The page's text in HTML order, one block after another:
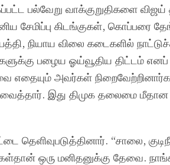
பல்வேறு வாக்குறுதிகளை விஜய்
சேமிப்பு கிடங்குகள், கொப்பரை
நியாய விலை கடைகளில்
பழைய ஓய்வூதிய திட்டம்
அவர்கள்
இது திமுக தலைமை மீதான
தெளிவுபடுத்தினார். “சாலை,
ஒரு மனிதனுக்கு தேவை.